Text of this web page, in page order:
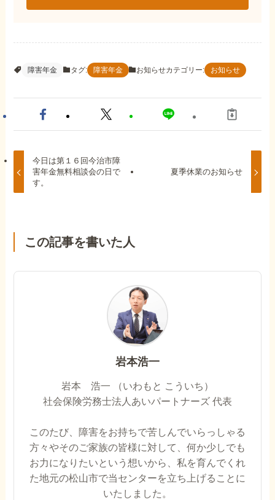
障害年金 タグ: 障害年金 お知らせカテゴリー: お知らせ
今日は第１６回今治市障
害年金無料相談会の日で
す。
夏季休業のお知らせ
この記事を書いた人
岩本浩一
岩本 浩一 （いわもと こういち）
社会保険労務士法人あいパートナーズ 代表
このたび、障害をお持ちで苦しんでいらっしゃる
方々やそのご家族の皆様に対して、何か少しでも
お力になりたいという想いから、私を育んでくれ
た地元の松山市で当センターを立ち上げることに
いたしました。